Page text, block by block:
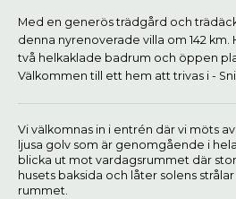
Med en generös trädgård och
denna nyrenoverade villa om 142 km.
två helkaklade badrum och öppen
Välkommen till ett hem att trivas i -
Vi välkomnas in i entrén där vi möts
ljusa golv som är genomgående i
blicka ut mot vardagsrummet där
husets baksida och låter solens
rummet.